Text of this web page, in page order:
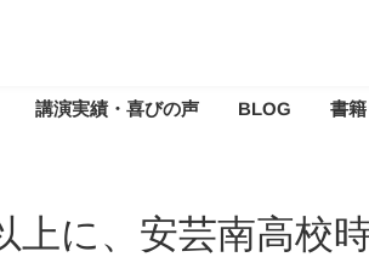
講演実績・喜びの声 BLOG 書
上に、安芸南高校